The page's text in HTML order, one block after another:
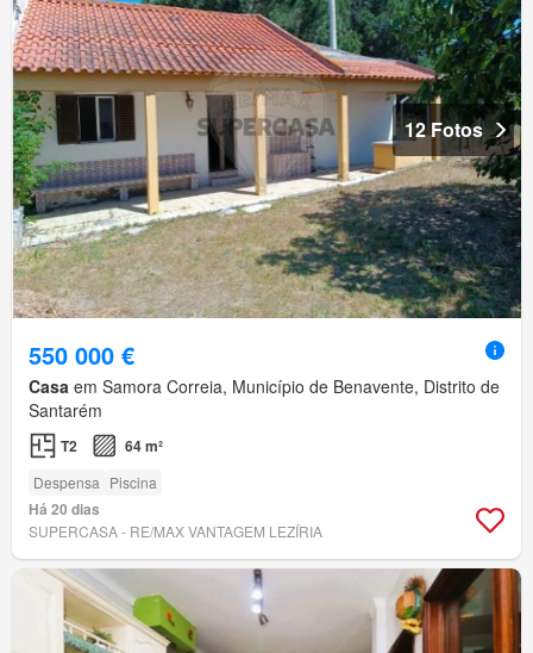
12 Fotos
550 000 €
Casa em Samora Correia, Município de Benavente, Distrito de
Santarém
T2 64 m²
Despensa Piscina
Há 20 dias
SUPERCASA - RE/MAX VANTAGEM LEZÍRIA